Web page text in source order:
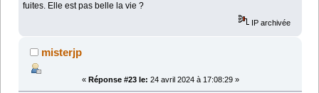
fuites. Elle est pas belle la vie ?
IP archivée
misterjp
« Réponse #23 le: 24 avril 2024 à 17:08:29 »